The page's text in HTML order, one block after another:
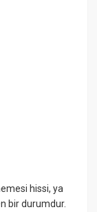
hissi, ya
bir durumdur.